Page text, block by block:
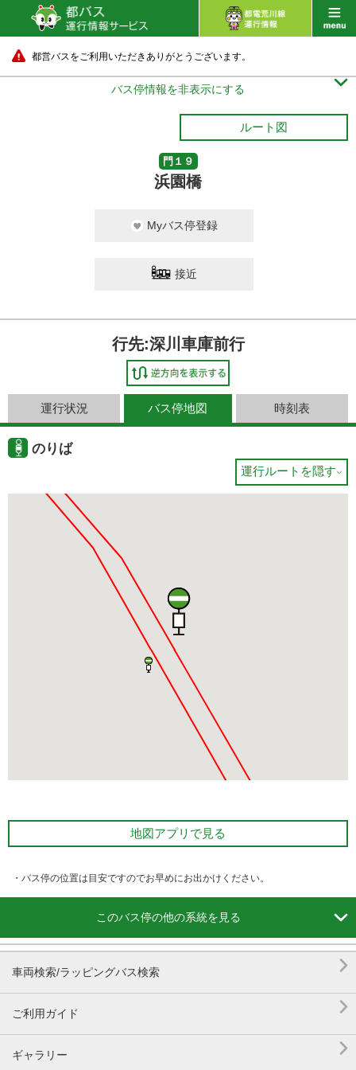
都営バスをご利用いただきありがとうございます。
バス停情報を非表示にする 
ルート図
門１９
浜園橋
Myバス停登録
接近
行先:深川車庫前行
運行状況 バス停地図 時刻表
のりば
運行ルートを隠す
地図アプリで見る
・バス停の位置は目安ですのでお早めにお出かけください。
このバス停の他の系統を見る 
車両検索/ラッピングバス検索 
ご利用ガイド 
ギャラリー 